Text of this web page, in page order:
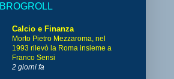
BROGROLL
Calcio e Finanza
Morto Pietro Mezzaroma, nel
1993 rilevò la Roma insieme a
Franco Sensi
2 giorni fa